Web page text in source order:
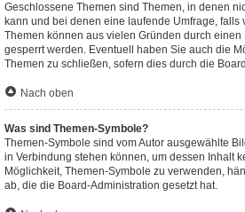
Geschlossene Themen sind Themen, in denen
kann und bei denen eine laufende Umfrage,
Themen können aus vielen Gründen durch
gesperrt werden. Eventuell haben Sie auch die
Themen zu schließen, sofern dies durch die
Nach oben
Was sind Themen-Symbole?
Themen-Symbole sind vom Autor ausgewählte
in Verbindung stehen können, um dessen Inhalt
Möglichkeit, Themen-Symbole zu verwenden,
ab, die die Board-Administration gesetzt hat.